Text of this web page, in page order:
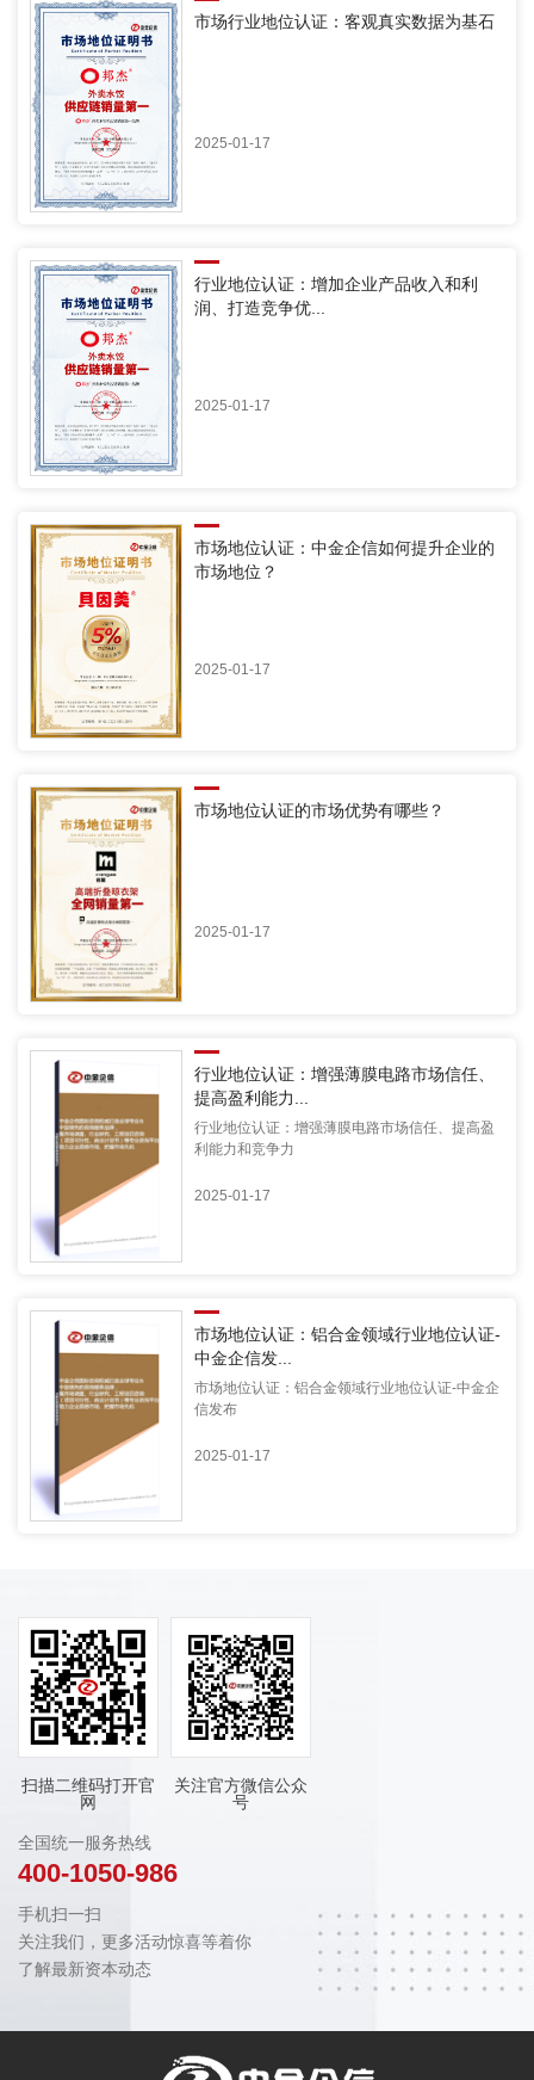
市场行业地位认证：客观真实数据为基石
2025-01-17
行业地位认证：增加企业产品收入和利
润、打造竞争优...
2025-01-17
市场地位认证：中金企信如何提升企业的
市场地位？
2025-01-17
市场地位认证的市场优势有哪些？
2025-01-17
行业地位认证：增强薄膜电路市场信任、
提高盈利能力...
行业地位认证：增强薄膜电路市场信任、提高盈
利能力和竞争力
2025-01-17
市场地位认证：铝合金领域行业地位认证-
中金企信发...
市场地位认证：铝合金领域行业地位认证-中金企
信发布
2025-01-17
扫描二维码打开官
网
关注官方微信公众
号
全国统一服务热线
400-1050-986
手机扫一扫
关注我们，更多活动惊喜等着你
了解最新资本动态